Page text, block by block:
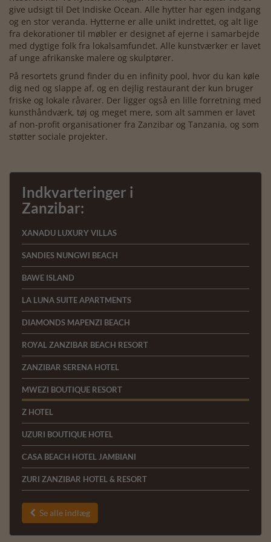
give udsigt til Det Indiske Ocean. Alle hytter har egen indgang
og en stor veranda. Hytterne er alle unikt indrettet, og alt lige
fra dekorationer til møbler er designet af ejerne i samarbejde
med dygtige folk fra lokalsamfundet. Alle kunstværker er lavet
af unge afrikanske malere og skulptører.
På resortets grund finder du en infinity pool, hvor du kan køle
dig ned og slappe af, og en dejlig restaurant der kun bruger
friske og lokale råvarer. Der ligger også en lille forretning med
kunsthåndværk, tøj og meget mere, som alt sammen er lavet
af non-profit organisationer fra Zanzibar og Tanzania, og som
støtter sociale projekter.
Indkvarteringer i
Zanzibar:
XANADU LUXURY VILLAS
SANDIES NUNGWI BEACH
BAWE ISLAND
LA LUNA SUITE APARTMENTS
DIAMONDS MAPENZI BEACH
ROYAL ZANZIBAR BEACH RESORT
ZANZIBAR SERENA HOTEL
MWEZI BOUTIQUE RESORT
Z HOTEL
UZURI BOUTIQUE HOTEL
CASA BEACH HOTEL JAMBIANI
ZURI ZANZIBAR HOTEL & RESORT
 Se alle indlæg